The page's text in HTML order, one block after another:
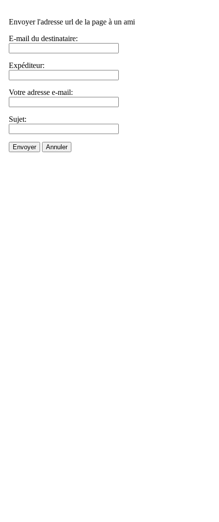
Envoyer l'adresse url de la page à un ami
E-mail du destinataire:
Expéditeur:
Votre adresse e-mail:
Sujet:
Envoyer Annuler